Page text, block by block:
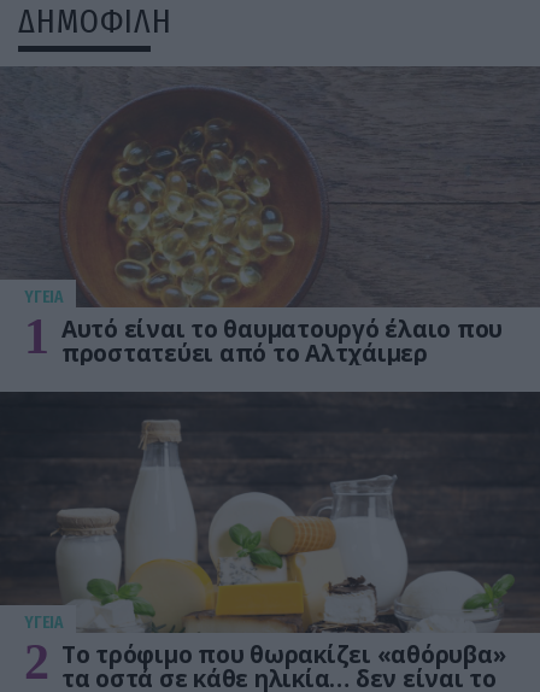
ΔΗΜΟΦΙΛΗ
ΥΓΕΙΑ
1 Αυτό είναι το θαυματουργό έλαιο που
προστατεύει από το Αλτχάιμερ
ΥΓΕΙΑ
2 Το τρόφιμο που θωρακίζει «αθόρυβα»
τα οστά σε κάθε ηλικία… δεν είναι το